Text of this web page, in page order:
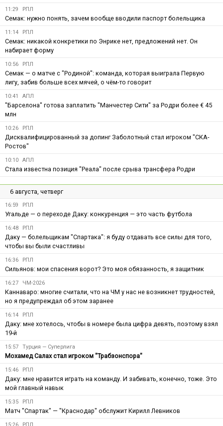
11:29 РПЛ
Семак: нужно понять, зачем вообще вводили паспорт болельщика
11:14 РПЛ
Семак: никакой конкретики по Энрике нет, предложений нет. Он
набирает форму
10:56 РПЛ
Семак — о матче с "Родиной": команда, которая выиграла Первую
лигу, забив больше всех мячей, о чём-то говорит
10:41 АПЛ
"Барселона" готова заплатить "Манчестер Сити" за Родри более € 45
млн
10:26 РПЛ
Дисквалифицированный за допинг Заболотный стал игроком "СКА-
Ростов"
10:10 АПЛ
Стала известна позиция "Реала" после срыва трансфера Родри
6 августа, четверг
16:59 РПЛ
Угальде — о переходе Даку: конкуренция — это часть футбола
16:48 РПЛ
Даку — болельщикам "Спартака": я буду отдавать все силы для того,
чтобы вы были счастливы
16:36 РПЛ
Сильянов: мои спасения ворот? Это моя обязанность, я защитник
16:27 ЧМ-2026
Каннаваро: многие считали, что на ЧМ у нас не возникнет трудностей,
но я предупреждал об этом заранее
16:14 РПЛ
Даку: мне хотелось, чтобы в номере была цифра девять, поэтому взял
19-й
15:57 Турция — Суперлига
Мохамед Салах стал игроком "Трабзонспора"
15:46 РПЛ
Даку: мне нравится играть на команду. И забивать, конечно, тоже. Это
мой главный навык
15:35 РПЛ
Матч "Спартак" — "Краснодар" обслужит Кирилл Левников
15:26 РПЛ